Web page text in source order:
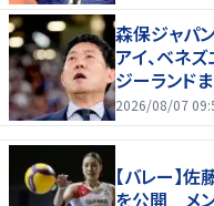
森保ジャパ
アイ、ベネ
ジーランド
2026/08/07
【バレー】
を公開 メ